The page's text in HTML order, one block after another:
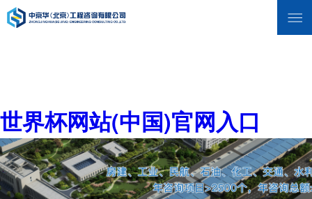
世界杯网站(中国)官网入口